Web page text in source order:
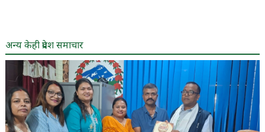
अन्य केही प्रदेश समाचार